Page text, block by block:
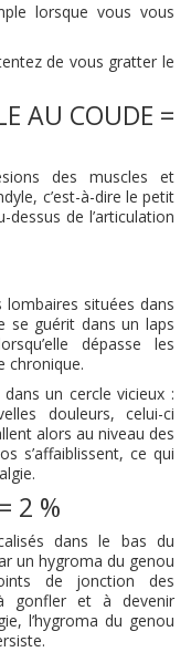
lorsque vous vous
de vous gratter le
AU COUDE =
des muscles et
c’est-à-dire le petit
de l’articulation
situées dans
se guérit dans un laps
dépasse les
chronique.
un cercle vicieux :
douleurs, celui-ci
alors au niveau des
s’affaiblissent, ce qui
2 %
dans le bas du
un hygroma du genou
de jonction des
gonfler et à devenir
l’hygroma du genou